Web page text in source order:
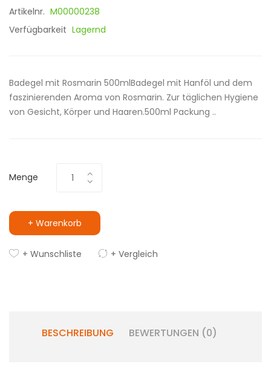
Artikelnr. M00000238
Verfügbarkeit Lagernd
Badegel mit Rosmarin 500mlBadegel mit Hanföl und dem
faszinierenden Aroma von Rosmarin. Zur täglichen Hygiene
von Gesicht, Körper und Haaren.500ml Packung ..
Menge
+ Warenkorb
+ Wunschliste + Vergleich
BESCHREIBUNG BEWERTUNGEN (0)